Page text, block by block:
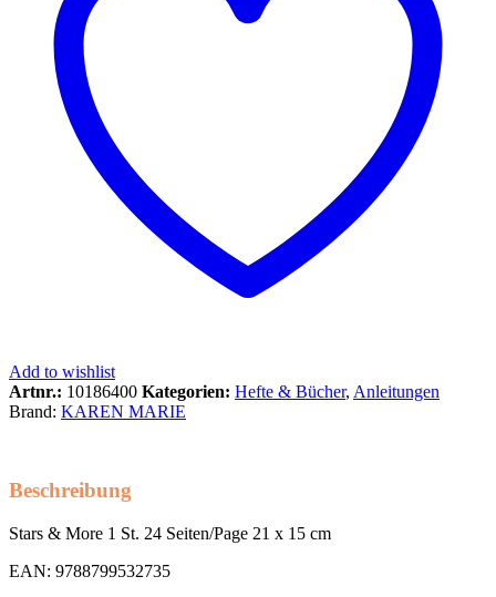
Add to wishlist
Artnr.: 10186400 Kategorien: Hefte & Bücher, Anleitungen
Brand: KAREN MARIE
Beschreibung
Stars & More 1 St. 24 Seiten/Page 21 x 15 cm
EAN: 9788799532735